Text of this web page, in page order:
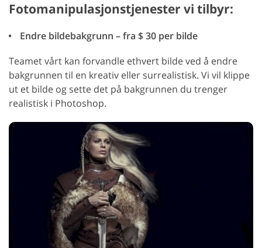
Fotomanipulasjonstjenester vi tilbyr:
Endre bildebakgrunn – fra $ 30 per bilde
Teamet vårt kan forvandle ethvert bilde ved å endre
bakgrunnen til en kreativ eller surrealistisk. Vi vil klippe
ut et bilde og sette det på bakgrunnen du trenger
realistisk i Photoshop.